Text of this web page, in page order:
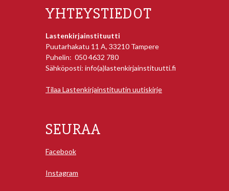
YHTEYSTIEDOT
Lastenkirjainstituutti
Puutarhakatu 11 A, 33210 Tampere
Puhelin: 050 4632 780
Sähköposti: info(a)lastenkirjainstituutti.fi
Tilaa Lastenkirjainstituutin uutiskirje
SEURAA
Facebook
Instagram